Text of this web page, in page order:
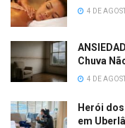
4 DE
Chuva
4 DE
Herói
em